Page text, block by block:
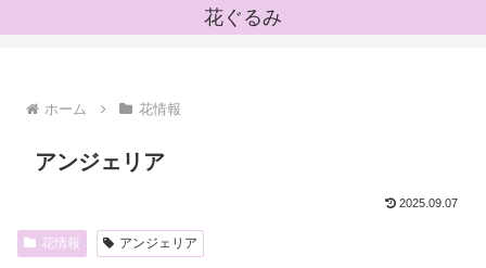
花ぐるみ
ホーム 花情報
アンジェリア
2025.09.07
花情報 アンジェリア